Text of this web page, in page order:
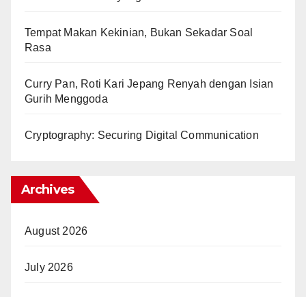
Tempat Makan Kekinian, Bukan Sekadar Soal
Rasa
Curry Pan, Roti Kari Jepang Renyah dengan Isian
Gurih Menggoda
Cryptography: Securing Digital Communication
Archives
August 2026
July 2026